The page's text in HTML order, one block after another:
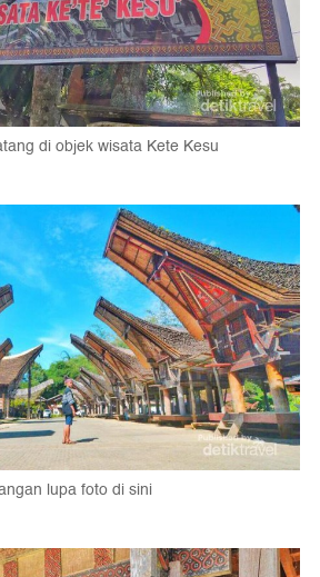
di objek wisata Kete Kesu
lupa foto di sini